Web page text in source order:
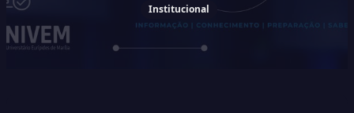
Institucional